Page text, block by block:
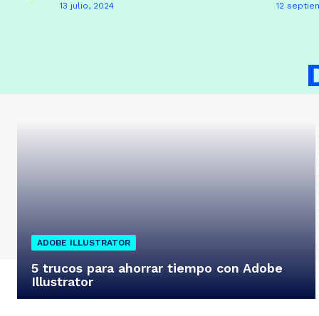
13 julio, 2024 12
ADOBE ILLUSTRATOR
5 trucos para ahorrar tiempo con Adobe
Illustrator